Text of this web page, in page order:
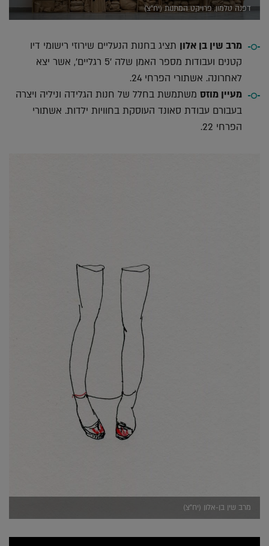
דפנה טלמון, פרויקט המתנות (יח"צ)
מרב שין בן אלון תציג בחנות הנעליים שירוזי רישומי דיו
קטנים ועבודות מספר האמן שלה '5 רגליים', אשר יצא
לאחרונה. אשתורי הפרחי 24.
מעיין מוזס משתמשת בחלל של חנות הגלידה וניליה ויצרה
בעבורם עבודת סאונד העוסקת בחוויות ילדות. אשתורי
הפרחי 22.
מרב שין בן-אלון (יח"צ)